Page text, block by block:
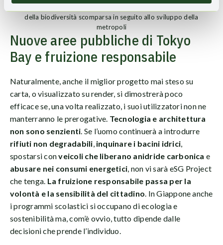
della biodiversità scomparsa in seguito allo sviluppo della
metropoli
Nuove aree pubbliche di Tokyo
Bay e fruizione responsabile
Naturalmente, anche il miglior progetto mai steso su
carta, o visualizzato su render, si dimostrerà poco
efficace se, una volta realizzato, i suoi utilizzatori non ne
manterranno le prerogative. Tecnologia e architettura
non sono senzienti . Se l’uomo continuerà a introdurre
rifiuti non degradabili inquinare i bacini idrici
spostarsi conveicoli che liberano anidride carbonica e
abusare nei consumi energetici , non vi sarà eSG Project
che tenga. La fruizione responsabile passa per la
volontà e la sensibilità del cittadino . In Giappone anche
i programmi scolastici si occupano di ecologia e
sostenibilità ma, com’è ovvio, tutto dipende dalle
decisioni che prende l’individuo.